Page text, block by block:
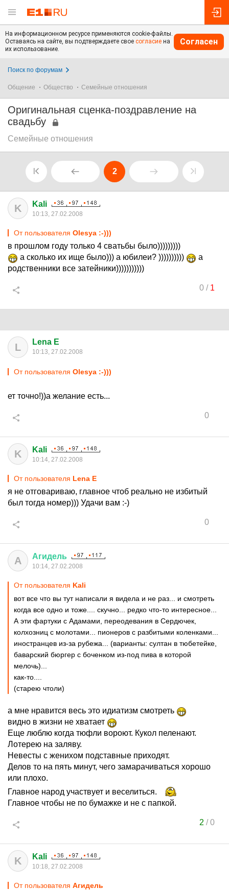
На информационном ресурсе применяются cookie-файлы.
Оставаясь на сайте, вы подтверждаете свое согласие на
их использование.
Согласен
Поиск по форумам
Общение Общество Семейные отношения
Оригинальная сценка-поздравление на
свадьбу
Семейные отношения
2
K Kali
10:13, 27.02.2008
От пользователя Olesya :-)))
в прошлом году только 4 сватьбы было)))))))))
а сколько их ище было))) а юбилеи? ))))))))))
а
родственники все затейники)))))))))))
0/ 1
L Lena E
10:13, 27.02.2008
От пользователя Olesya :-)))
ет точно!))а желание есть...
0
K Kali
10:14, 27.02.2008
От пользователя Lena E
я не отговариваю, главное чтоб реально не избитый
был тогда номер))) Удачи вам :-)
0
А Агидель
10:14, 27.02.2008
От пользователя Kali
вот все что вы тут написали я видела и не раз... и смотреть
когда все одно и тоже.... скучно... редко что-то интересное...
А эти фартуки с Адамами, переодевания в Сердючек,
колхозниц с молотами... пионеров с разбитыми коленками...
иностранцев из-за рубежа... (варианты: султан в тюбетейке,
баварский бюргер с боченком из-под пива в которой
мелочь)...
как-то....
(старею чтоли)
а мне нравится весь это идиатизм смотреть
видно в жизни не хватает
Еще люблю когда тюфли вороют. Кукол пеленают.
Лотерею на заляву.
Невесты с женихом подставные приходят.
Делов то на пять минут, чего замарачиваться хорошо
или плохо.
Главное народ участвует и веселиться.
Главное чтобы не по бумажке и не с папкой.
2 /0
K Kali
10:18, 27.02.2008
От пользователя Агидель